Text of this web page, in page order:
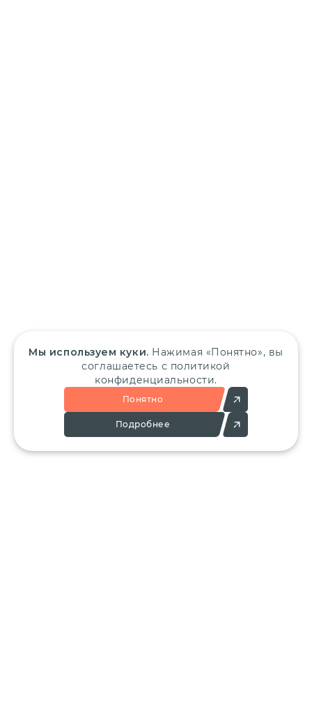
Мы используем куки. Нажимая «Понятно», вы
соглашаетесь с политикой
конфиденциальности.
Понятно
Подробнее